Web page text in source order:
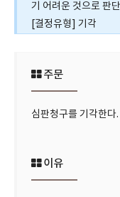
기 어려운 것으로 판
[결정유형] 기각
주문
심판청구를 기각한다.
이유